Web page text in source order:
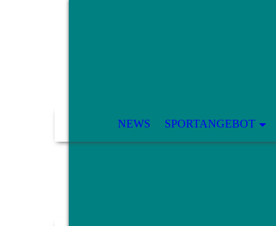
NEWS SPORTANGEBOT